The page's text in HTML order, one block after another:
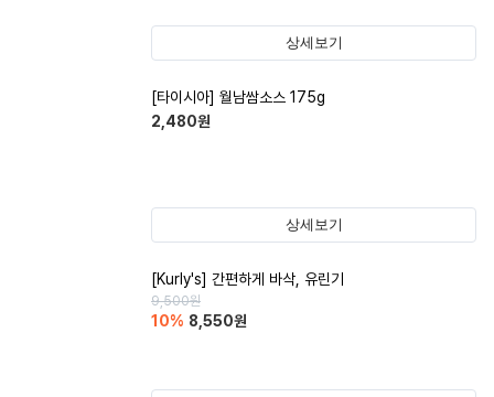
상세보기
[타이시아] 월남쌈소스 175g
2,480원
상세보기
[Kurly's] 간편하게 바삭, 유린기
9,500원
10% 8,550원